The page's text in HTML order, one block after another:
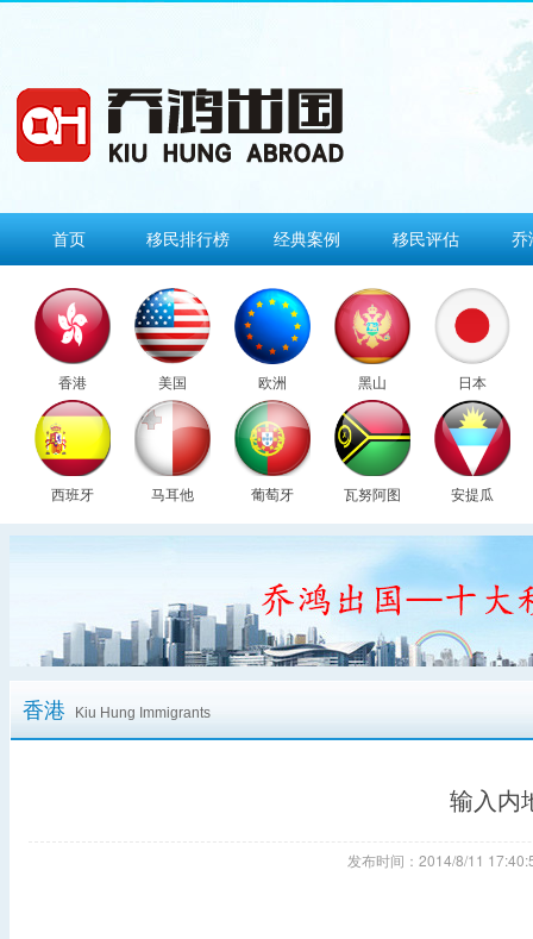
首页 移民排行榜 经典案例 移民评估 乔
香港 美国 欧洲 黑山 日本
西班牙 马耳他 葡萄牙 瓦努阿图 安提瓜
香港 Kiu Hung Immigrants
输入内
发布时间：2014/8/11